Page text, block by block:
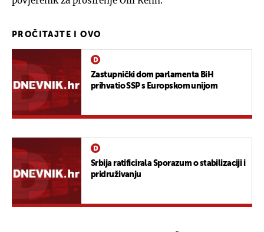
PROČITAJTE I OVO
Zastupnički dom parlamenta BiH
prihvatio SSP s Europskom unijom
Srbija ratificirala Sporazum o stabilizaciji i
pridruživanju